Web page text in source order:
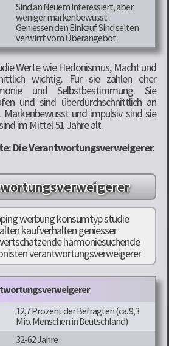
Sind an Neuem interessiert, aber
weniger markenbewusst.
Geniessen den Einkauf. Sind selten
verwirrt vom Überangebot.
Werte wie Hedonismus, Macht und
wichtig. Für sie zählen eher
und Selbstbestimmung. Sie
und sind überdurchschnittlich an
Markenbewusst und impulsiv sind sie
im Mittel 51 Jahre alt.
Die Verantwortungsverweigerer.
12,7 Prozent der Befragten (ca. 9,3
Mio. Menschen in Deutschland)
32-62 Jahre